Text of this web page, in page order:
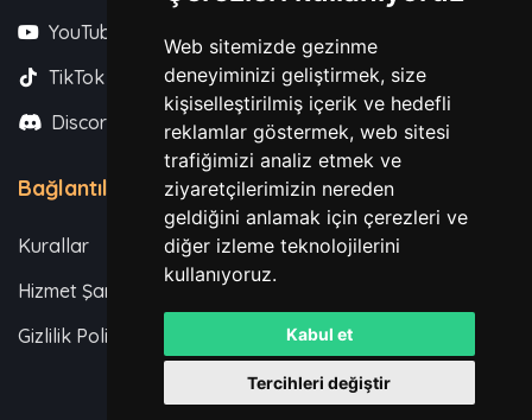
Web sitemizde gezinme
deneyiminizi geliştirmek, size
kişiselleştirilmiş içerik ve hedefli
reklamlar göstermek, web sitesi
trafiğimizi analiz etmek ve
ziyaretçilerimizin nereden
geldiğini anlamak için çerezleri ve
diğer izleme teknolojilerini
kullanıyoruz.
Kabul et
Tercihleri değiştir
YouTube
TikTok
Discord
Bağlantılar
Kurallar
Hizmet Şartları
Gizlilik Politikası